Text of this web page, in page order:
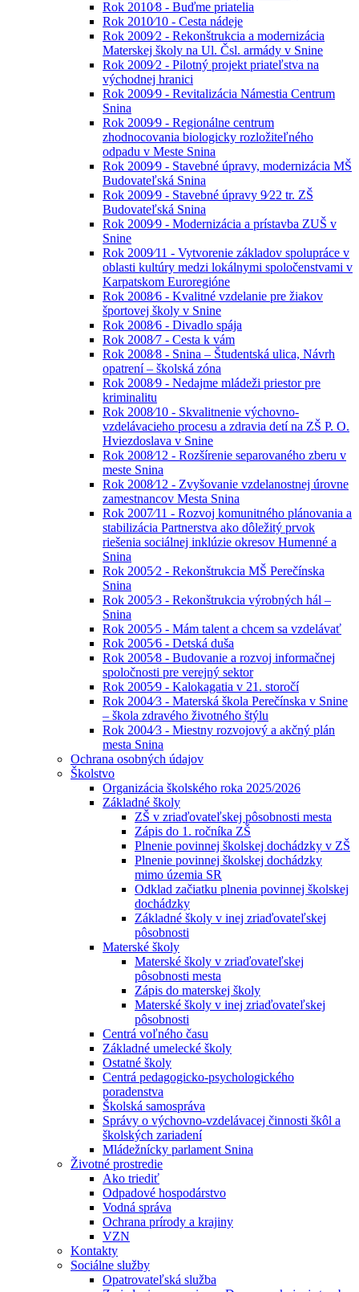
Rok 2010⁄8 - Buďme priatelia
Rok 2010⁄10 - Cesta nádeje
Rok 2009⁄2 - Rekonštrukcia a modernizácia
Materskej školy na Ul. Čsl. armády v Snine
Rok 2009⁄2 - Pilotný projekt priateľstva na
východnej hranici
Rok 2009⁄9 - Revitalizácia Námestia Centrum
Snina
Rok 2009⁄9 - Regionálne centrum
zhodnocovania biologicky rozložiteľného
odpadu v Meste Snina
Rok 2009⁄9 - Stavebné úpravy, modernizácia MŠ
Budovateľská Snina
Rok 2009⁄9 - Stavebné úpravy 9⁄22 tr. ZŠ
Budovateľská Snina
Rok 2009⁄9 - Modernizácia a prístavba ZUŠ v
Snine
Rok 2009⁄11 - Vytvorenie základov spolupráce v
oblasti kultúry medzi lokálnymi spoločenstvami v
Karpatskom Euroregióne
Rok 2008⁄6 - Kvalitné vzdelanie pre žiakov
športovej školy v Snine
Rok 2008⁄6 - Divadlo spája
Rok 2008⁄7 - Cesta k vám
Rok 2008⁄8 - Snina – Študentská ulica, Návrh
opatrení – školská zóna
Rok 2008⁄9 - Nedajme mládeži priestor pre
kriminalitu
Rok 2008⁄10 - Skvalitnenie výchovno-
vzdelávacieho procesu a zdravia detí na ZŠ P. O.
Hviezdoslava v Snine
Rok 2008⁄12 - Rozšírenie separovaného zberu v
meste Snina
Rok 2008⁄12 - Zvyšovanie vzdelanostnej úrovne
zamestnancov Mesta Snina
Rok 2007⁄11 - Rozvoj komunitného plánovania a
stabilizácia Partnerstva ako dôležitý prvok
riešenia sociálnej inklúzie okresov Humenné a
Snina
Rok 2005⁄2 - Rekonštrukcia MŠ Perečínska
Snina
Rok 2005⁄3 - Rekonštrukcia výrobných hál –
Snina
Rok 2005⁄5 - Mám talent a chcem sa vzdelávať
Rok 2005⁄6 - Detská duša
Rok 2005⁄8 - Budovanie a rozvoj informačnej
spoločnosti pre verejný sektor
Rok 2005⁄9 - Kalokagatia v 21. storočí
Rok 2004⁄3 - Materská škola Perečínska v Snine
– škola zdravého životného štýlu
Rok 2004⁄3 - Miestny rozvojový a akčný plán
mesta Snina
Ochrana osobných údajov
Školstvo
Organizácia školského roka 2025/2026
Základné školy
ZŠ v zriaďovateľskej pôsobnosti mesta
Zápis do 1. ročníka ZŠ
Plnenie povinnej školskej dochádzky v ZŠ
Plnenie povinnej školskej dochádzky
mimo územia SR
Odklad začiatku plnenia povinnej školskej
dochádzky
Základné školy v inej zriaďovateľskej
pôsobnosti
Materské školy
Materské školy v zriaďovateľskej
pôsobnosti mesta
Zápis do materskej školy
Materské školy v inej zriaďovateľskej
pôsobnosti
Centrá voľného času
Základné umelecké školy
Ostatné školy
Centrá pedagogicko-psychologického
poradenstva
Školská samospráva
Správy o výchovno-vzdelávacej činnosti škôl a
školských zariadení
Mládežnícky parlament Snina
Životné prostredie
Ako triediť
Odpadové hospodárstvo
Vodná správa
Ochrana prírody a krajiny
VZN
Kontakty
Sociálne služby
Opatrovateľská služba